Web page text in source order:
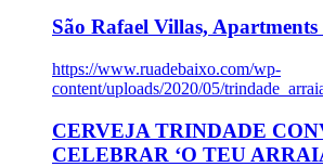
São Rafael Villas,
https://www.ruadebaixo.com/wp-
content/uploads/2020/05/
CERVEJA TRINDADE
CELEBRAR ‘O TEU